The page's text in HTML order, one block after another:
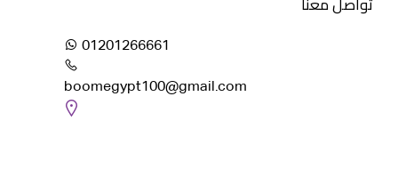
تواصل معنا
01201266661
boomegypt100@gmail.com